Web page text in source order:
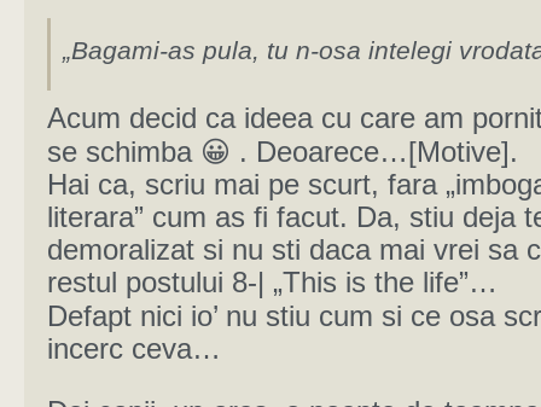
„Bagami-as pula, tu n-osa intelegi
Acum decid ca ideea cu care am
se schimba 😀 . Deoarece…[Motive].
Hai ca, scriu mai pe scurt, fara
literara” cum as fi facut. Da, stiu deja
demoralizat si nu sti daca mai vrei sa
restul postului 8-| „This is the life”…
Defapt nici io’ nu stiu cum si ce osa
incerc ceva…